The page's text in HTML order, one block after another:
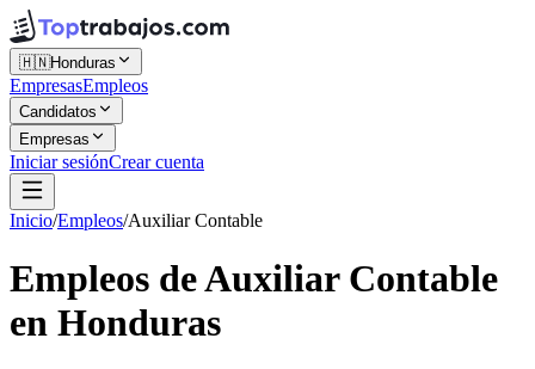
🇭🇳Honduras
EmpresasEmpleos
Candidatos
Empresas
Iniciar sesiónCrear cuenta
Inicio/Empleos/Auxiliar Contable
Empleos de Auxiliar Contable
en Honduras